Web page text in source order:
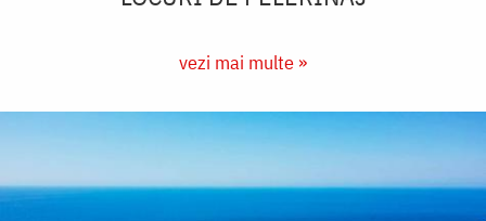
vezi mai multe »